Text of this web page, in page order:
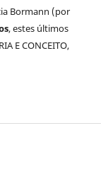
Bormann (por
, estes últimos
E CONCEITO,